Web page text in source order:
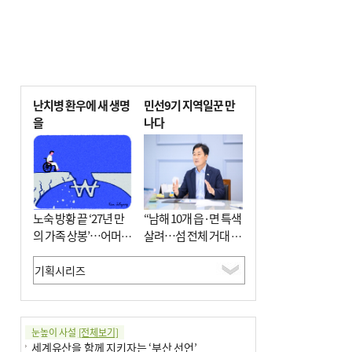
난치병 환우에 새 생명
을
노숙 방황 끝 ‘27년 만
의 가족 상봉’…어머니
와 행복 꿈꿔
민선9기 지역일꾼 만
나다
“남해 10개 읍·면 특색
살려…섬 전체 거대 정
원으로 조성”
눈높이 사설 [전체보기]
세계유산을 함께 지키자는 ‘부산 선언’